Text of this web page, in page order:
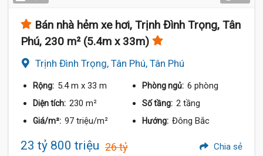
Bán nhà hẻm xe hơi, Trịnh Đình Trọng, Tân
Phú, 230 m² (5.4m x 33m)
Trịnh Đình Trọng, Tân Phú, Tân Phú
Rộng: 5.4 m x 33 m Phòng ngủ: 6 phòng
Diện tích: 230 m² Số tầng: 2 tầng
Giá/m²: 97 triệu/m² Hướng: Đông Bắc
23 tỷ 800 triệu 26 tỷ Chia sẻ